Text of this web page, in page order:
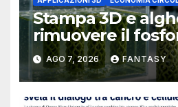
Stampa 3D e
rimuovere il
acque il progetto
Florida Atlantic
AGO 7, 2026 FANTASY